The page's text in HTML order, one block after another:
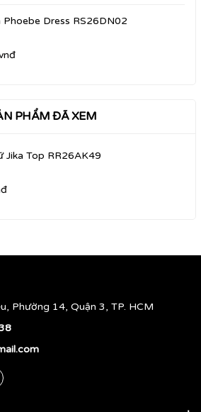
Dress RS26DN02
PHẨM ĐÃ XEM
Jika Top RR26AK49
Phường 14, Quận 3, TP. HCM